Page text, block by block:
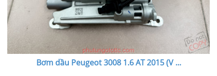
Bơm dầu Peugeot 3008 1.6 AT 2015 (V...